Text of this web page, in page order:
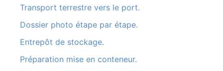
Transport terrestre vers le port.
Dossier photo étape par étape.
Entrepôt de stockage.
Préparation mise en conteneur.